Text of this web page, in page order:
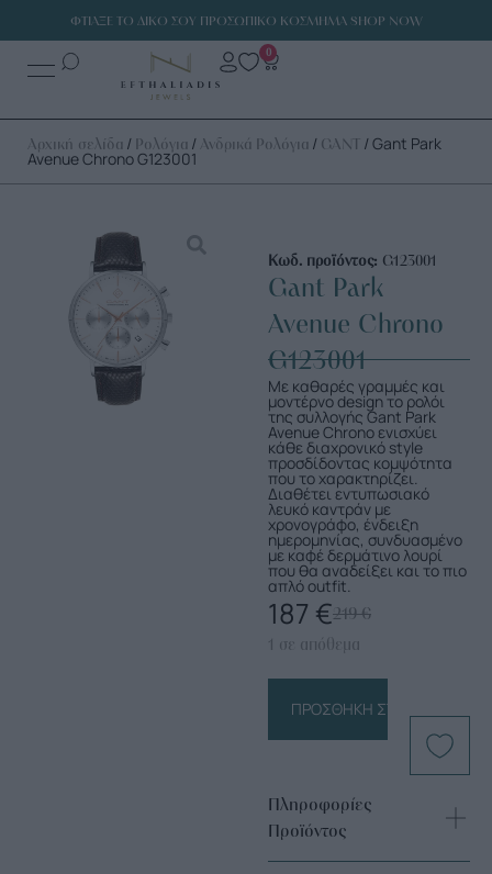
ΦΤΙΑΞΕ ΤΟ ΔΙΚΟ ΣΟΥ ΠΡΟΣΩΠΙΚΟ ΚΟΣΜΗΜΑ SHOP NOW
0
Αρχική σελίδα / Ρολόγια / Ανδρικά Ρολόγια / GANT / Gant Park
Avenue Chrono G123001
Κωδ. προϊόντος: G123001
Gant Park
Avenue Chrono
G123001
Με καθαρές γραμμές και
μοντέρνο design το ρολόι
της συλλογής Gant Park
Avenue Chrono ενισχύει
κάθε διαχρονικό style
προσδίδοντας κομψότητα
που το χαρακτηρίζει.
Διαθέτει εντυπωσιακό
λευκό καντράν με
χρονογράφο, ένδειξη
ημερομηνίας, συνδυασμένο
με καφέ δερμάτινο λουρί
που θα αναδείξει και το πιο
απλό outfit.
219€
187 €
1 σε απόθεμα
ΠΡΟΣΘΉΚΗ ΣΤΟ ΚΑΛΆΘΙ
Πληροφορίες
Προϊόντος